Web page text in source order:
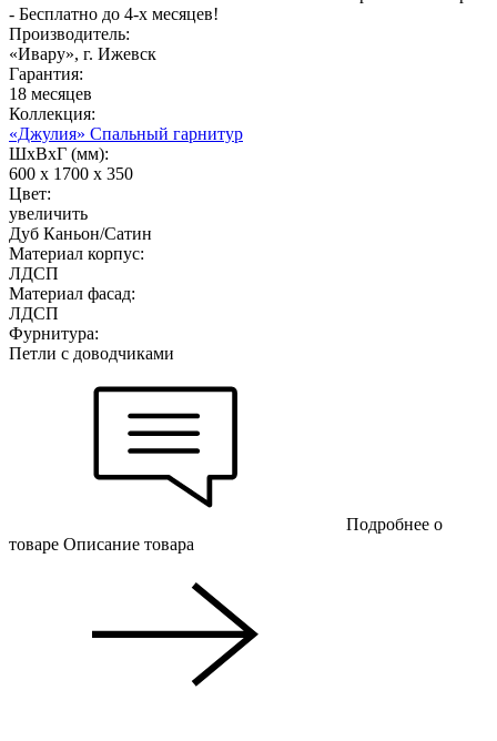
- Бесплатно до 4-х месяцев!
Производитель:
«Ивару», г. Ижевск
Гарантия:
18 месяцев
Коллекция:
«Джулия» Спальный гарнитур
ШхВхГ (мм):
600 х 1700 х 350
Цвет:
увеличить
Дуб Каньон/Сатин
Материал корпус:
ЛДСП
Материал фасад:
ЛДСП
Фурнитура:
Петли с доводчиками
Подробнее о
товаре Описание товара